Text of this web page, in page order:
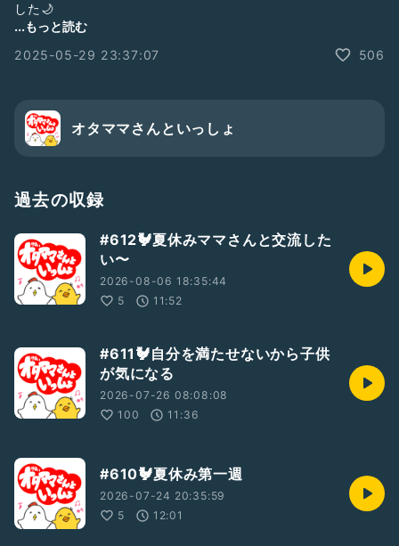
した🌙
#よいいちにち
一日のおわり、就寝前にちょっとだけ今日を振り返って最後に
「おやすみなさい」のひと言を添えて収録を上げてください
収録時間は３分以内
#夢野ニワトリのひとりトーク
#ひとり語
#202505にわとり
...もっと読む
2025-05-29 23:37:07
506
オタママさんといっしょ
過去の収録
#612🐓夏休みママさんと交流した
い〜
2026-08-06 18:35:44
5
11:52
#611🐓自分を満たせないから子供
が気になる
2026-07-26 08:08:08
100
11:36
#610🐓夏休み第一週
2026-07-24 20:35:59
5
12:01